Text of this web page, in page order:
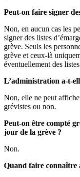
Peut-on faire signer
Non, en aucun cas les
signer des listes
grève. Seuls les
grève et ceux-là
éventuellement des
L’administration a-t-
Non, elle ne peut
grévistes ou non.
Peut-on être compté
jour de la grève ?
Non.
Quand faire connaître